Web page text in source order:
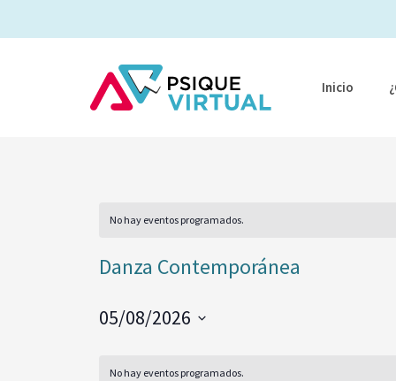
al
Inicio
No hay eventos programados.
Danza Contemporánea
05/08/2026
fecha.
No hay eventos programados.